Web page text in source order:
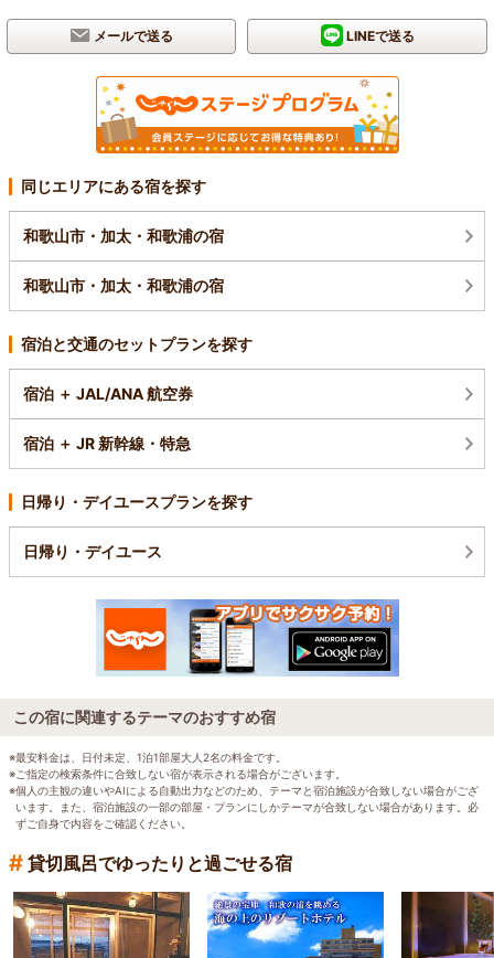
メールで送る LINEで送る
同じエリアにある宿を探す
和歌山市・加太・和歌浦の宿
和歌山市・加太・和歌浦の宿
宿泊と交通のセットプランを探す
宿泊 ＋ JAL/ANA 航空券
宿泊 ＋ JR 新幹線・特急
日帰り・デイユースプランを探す
日帰り・デイユース
この宿に関連するテーマのおすすめ宿
※最安料金は、日付未定、1泊1部屋大人2名の料金です。
※ご指定の検索条件に合致しない宿が表示される場合がございます。
※個人の主観の違いやAIによる自動出力などのため、テーマと宿泊施設が合致しない場合がござ
います。また、宿泊施設の一部の部屋・プランにしかテーマが合致しない場合があります。必
ずご自身で内容をご確認ください。
# 貸切風呂でゆったりと過ごせる宿